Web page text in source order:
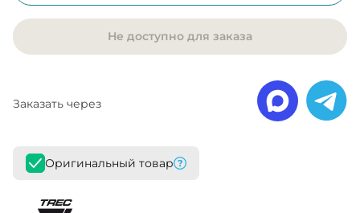
Не доступно для заказа
Заказать через
Оригинальный товар